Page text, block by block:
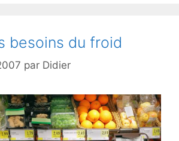
besoins du froid
par Didier